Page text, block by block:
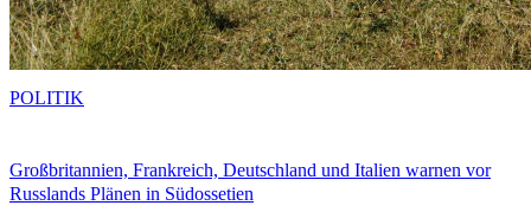
Großbritannien, Frankreich, Deutschland und Italien warnen vor
Russlands Plänen in Südossetien
POLITIK